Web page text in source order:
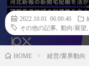
2022.10.01 06:00:46
その他の記事
動向/展望
HOME 経営/業界動向